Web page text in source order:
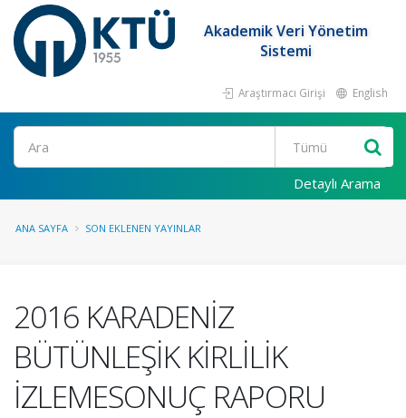
Akademik Veri Yönetim
Sistemi
Araştırmacı Girişi English
Ara
Detaylı Arama
ANA SAYFA SON EKLENEN YAYINLAR
2016 KARADENİZ
BÜTÜNLEŞİK KİRLİLİK
İZLEMESONUÇ RAPORU